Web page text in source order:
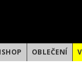
OBLEČENÍ